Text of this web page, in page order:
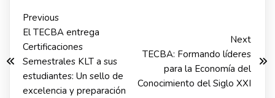
Previous
El TECBA entrega
Certificaciones
Semestrales KLT a sus
estudiantes: Un sello de
excelencia y preparación
Next
TECBA: Formando líderes
para la Economía del
Conocimiento del Siglo XXI